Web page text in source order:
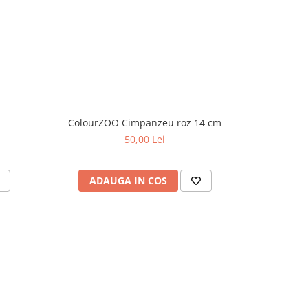
ColourZOO Cimpanzeu roz 14 cm
50,00 Lei
ADAUGA IN COS